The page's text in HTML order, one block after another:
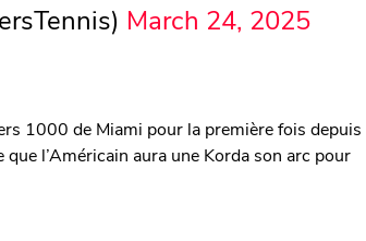
March 24, 2025
1000 de Miami pour la première fois depuis
l’Américain aura une Korda son arc pour